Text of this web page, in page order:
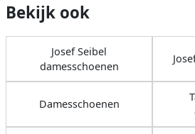
Bekijk ook
Josef Seibel
damesschoenen
Damesschoenen